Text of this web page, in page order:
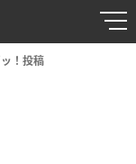
！投稿